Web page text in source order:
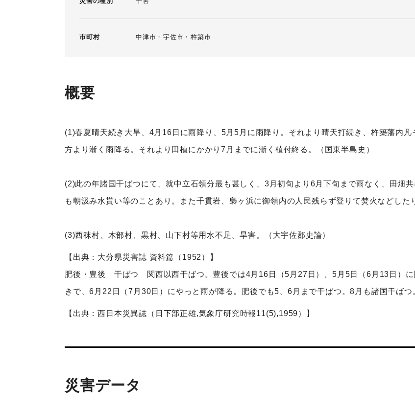
市町村 中津市 宇佐市 杵築市
概要
(1)春夏晴天続き大旱、4月16日に雨降り、5月5月に雨降り。それより晴天打続き、杵築藩内
方より漸く雨降る。それより田植にかかり7月までに漸く植付終る。（国東半島史）
(2)此の年諸国干ばつにて、就中立石領分最も甚しく、3月初旬より6月下旬まで雨なく、田畑
も朝汲み水貰い等のことあり。また千貫岩、梟ヶ浜に御領内の人民残らず登りて焚火などした
(3)西秣村、木部村、黒村、山下村等用水不足。旱害。（大宇佐郡史論）
【出典：大分県災害誌 資料篇（1952）】
肥後・豊後 干ばつ 関西以西干ばつ。豊後では4月16日（5月27日）、5月5日（6月13日）に
きで、6月22日（7月30日）にやっと雨が降る。肥後でも5、6月まで干ばつ。8月も諸国干ばつ
【出典：西日本災異誌（日下部正雄,気象庁研究時報11(5),1959）】
災害データ